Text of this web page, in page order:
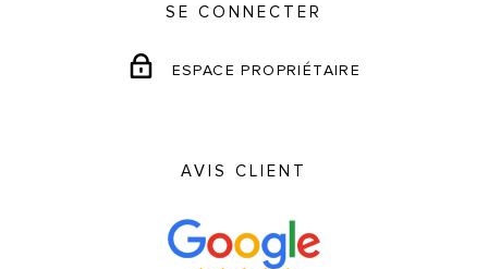
SE CONNECTER
ESPACE PROPRIÉTAIRE
AVIS CLIENT